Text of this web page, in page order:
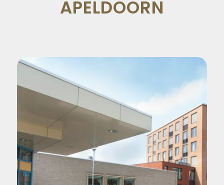
APELDOORN